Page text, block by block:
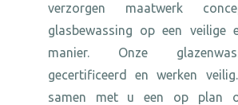
verzorgen maatwerk
glasbewassing op een veilige
manier. Onze
gecertificeerd en werken
samen met u een op plan